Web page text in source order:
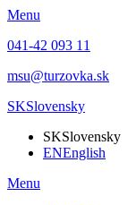
Menu
041-42 093 11
msu@turzovka.sk
SKSlovensky
SKSlovensky
ENEnglish
Menu